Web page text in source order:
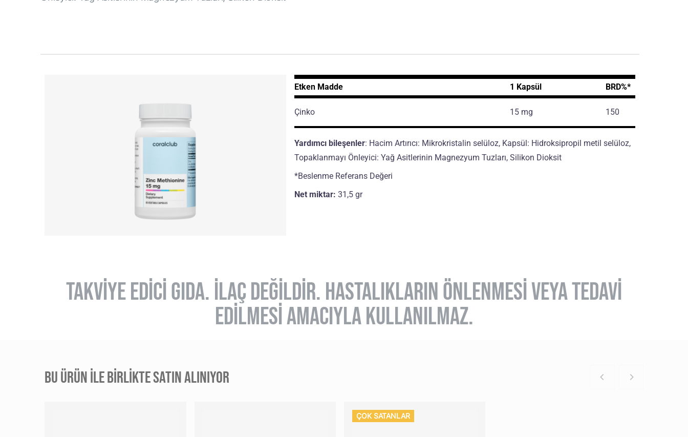
Etken Madde 1 Kapsül BRD%*
Çinko 15 mg 150
Yardımcı bileşenler: Hacim Artırıcı: Mikrokristalin selüloz, Kapsül: Hidroksipropil metil selüloz,
Topaklanmayı Önleyici: Yağ Asitlerinin Magnezyum Tuzları, Silikon Dioksit
*Beslenme Referans Değeri
Net miktar: 31,5 gr
TAKVİYE EDİCİ GIDA. İLAÇ DEĞİLDİR. HASTALIKLARIN ÖNLENMESİ VEYA TEDAVİ
EDİLMESİ AMACIYLA KULLANILMAZ.
BU ÜRÜN ILE BIRLIKTE SATIN ALINIYOR
ÇOK SATANLAR